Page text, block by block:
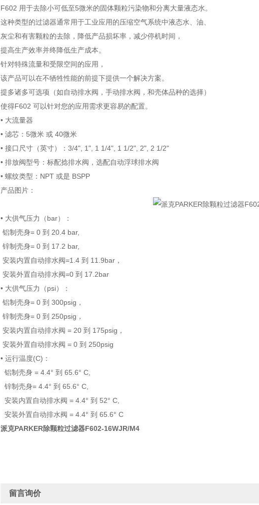
F602 用于去除小可低至5微米的固体颗粒污染物和分离大量液态水。
这种类型的过滤器通常用于工业应用的压缩空气系统中液态水、油、
灰尘和有害颗粒的去除，降低产品损坏率，减少停机时间，
提高生产效率并终降低生产成本。
针对特殊流量和受限空间的应用，
该产品可以在不牺牲性能的前提下提供一个解决方案。
提多诸多可选项（如自动排水阀，手动排水阀，和壳体品种的选择）
使得F602 可以针对您的应用需求更容易的配置。
• 大流量器
• 滤芯：5微米 或 40微米
• 接口尺寸（英寸）：3/4", 1", 1 1/4", 1 1/2", 2", 2 1/2"
• 排放阀型号：标配捻排水阀，选配自动浮球排水阀
• 螺纹类型：NPT 或是 BSPP
产品图片：
• 大供气压力（bar）：
铝制壳身= 0 到 20.4 bar,
锌制壳身= 0 到 17.2 bar,
安装内置自动排水阀=1.4 到 11.9bar，
安装外置自动排水阀=0 到 17.2bar
• 大供气压力（psi）：
铝制壳身= 0 到 300psig，
锌制壳身= 0 到 250psig，
安装内置自动排水阀 = 20 到 175psig，
安装外置自动排水阀 = 0 到 250psig
• 运行温度(C)：
铝制壳身 = 4.4° 到 65.6° C,
锌制壳身= 4.4° 到 65.6° C,
安装内置自动排水阀 = 4.4° 到 52° C,
安装外置自动排水阀 = 4.4° 到 65.6° C
派克PARKER除颗粒过滤器F602-16WJR/M4
留言询价